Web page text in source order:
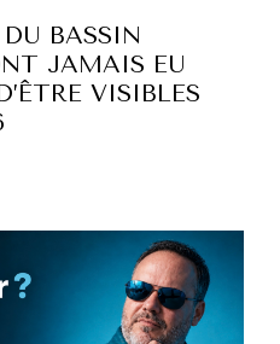
DU BASSIN
JAMAIS EU
VISIBLES